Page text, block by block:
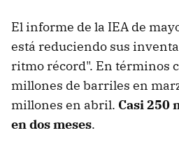
El informe de la IEA de
está reduciendo sus
ritmo récord". En términos
millones de barriles en
millones en abril. Casi 250
en dos meses.